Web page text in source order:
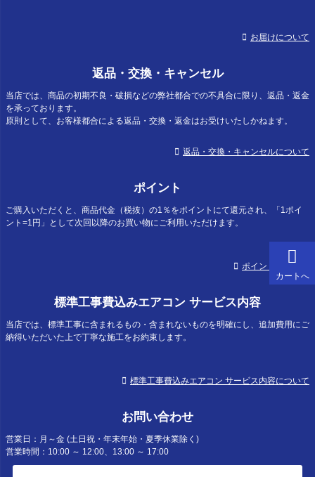
カートへ
お届けについて
返品・交換・キャンセル
当店では、商品の初期不良・破損などの弊社都合での不具合に限り、返品・返金
を承っております。
原則として、お客様都合による返品・交換・返金はお受けいたしかねます。
返品・交換・キャンセルについて
ポイント
ご購入いただくと、商品代金（税抜）の1％をポイントにて還元され、「1ポイ
ント=1円」として次回以降のお買い物にご利用いただけます。
ポイントについて
標準工事費込みエアコン サービス内容
当店では、標準工事に含まれるもの・含まれないものを明確にし、追加費用にご
納得いただいた上で丁寧な施工をお約束します。
標準工事費込みエアコン サービス内容について
お問い合わせ
営業日：月～金 (土日祝・年末年始・夏季休業除く)
営業時間：10:00 ～ 12:00、13:00 ～ 17:00